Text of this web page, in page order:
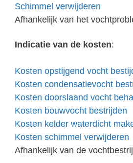
Schimmel verwijderen
Afhankelijk van het
Indicatie van de kosten:
Kosten opstijgend vocht
Kosten condensatievocht
Kosten doorslaand vocht
Kosten bouwvocht bestrijden
Kosten kelder waterdicht
Kosten schimmel verwijderen
Afhankelijk van de